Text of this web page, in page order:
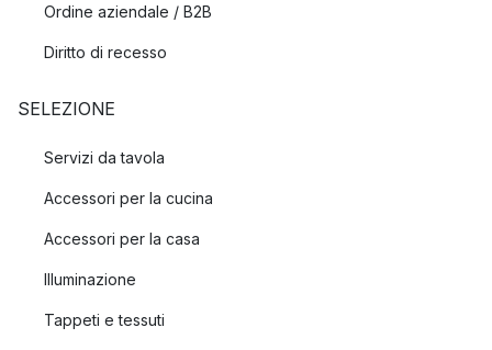
Ordine aziendale / B2B
Diritto di recesso
SELEZIONE
Servizi da tavola
Accessori per la cucina
Accessori per la casa
Illuminazione
Tappeti e tessuti